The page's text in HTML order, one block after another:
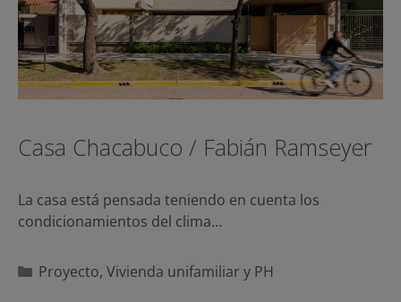
Casa Chacabuco / Fabián Ramseyer
La casa está pensada teniendo en cuenta los
condicionamientos del clima…
Categorías
Proyecto, Vivienda unifamiliar y PH